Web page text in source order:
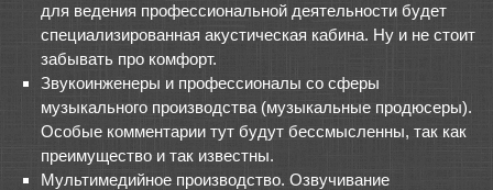
для ведения профессиональной деятельности будет
специализированная акустическая кабина. Ну и не стоит
забывать про комфорт.
Звукоинженеры и профессионалы со сферы
музыкального производства (музыкальные продюсеры).
Особые комментарии тут будут бессмысленны, так как
преимущество и так известны.
Мультимедийное производство. Озвучивание